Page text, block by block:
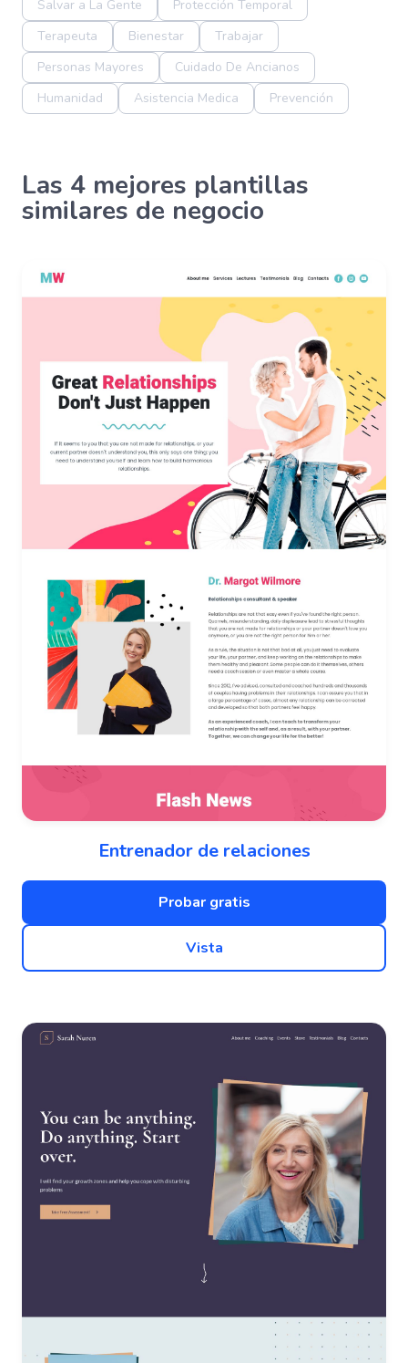
Salvar a La Gente
Protección Temporal
Terapeuta
Bienestar
Trabajar
Personas Mayores
Cuidado De Ancianos
Humanidad
Asistencia Medica Prevención
Las 4 mejores plantillas
similares de negocio
Entrenador de relaciones
Probar gratis
Vista